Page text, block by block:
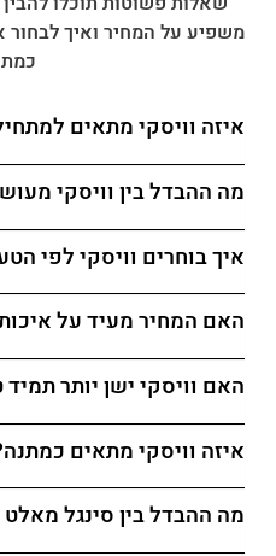
משפיע על המחיר ואיך
איזה וויסקי מתאים
מה ההבדל בין וויסקי
איך בוחרים וויסקי לפי
האם המחיר מעיד על
האם וויסקי ישן יותר תמיד
איזה וויסקי מתאים
מה ההבדל בין סינגל מאלט